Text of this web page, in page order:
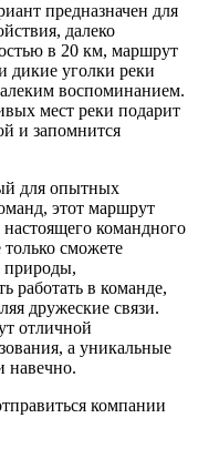
предназначен для
далеко
в 20 км, маршрут
дикие уголки реки
воспоминанием.
мест реки подарит
и запомнится
для опытных
этот маршрут
настоящего командного
сможете
природы,
работать в команде,
дружеские связи.
отличной
а уникальные
навечно.
компании